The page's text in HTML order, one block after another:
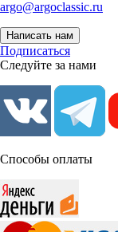
argo@argoclassic.ru
Написать нам
Подписаться
Следуйте за нами
Способы оплаты